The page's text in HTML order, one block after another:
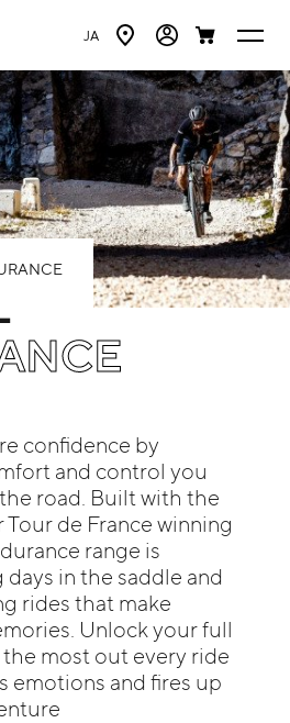
JA
confidence by
and control you
road. Built with the
Tour de France winning
range is
in the saddle and
rides that make
Unlock your full
most out every ride
emotions and fires up